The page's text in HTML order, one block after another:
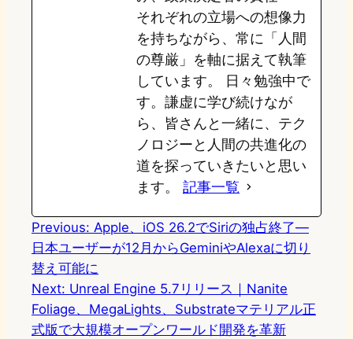
それぞれの立場への想像力
を持ちながら、常に「人間
の尊厳」を軸に据えて執筆
しています。 日々勉強中で
す。謙虚に学び続けなが
ら、皆さんと一緒に、テク
ノロジーと人間の共進化の
道を探っていきたいと思い
ます。 記事一覧
Previous: Apple、iOS 26.2でSiriの独占終了―
日本ユーザーが12月からGeminiやAlexaに切り
替え可能に
Next: Unreal Engine 5.7リリース｜Nanite
Foliage、MegaLights、Substrateマテリアル正
式版で大規模オープンワールド開発を革新